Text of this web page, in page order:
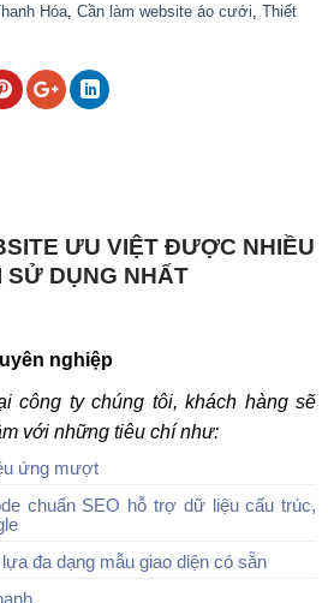
Hóa Cần làm website áo cưới Thiết
ƯU VIỆT ĐƯỢC NHIỀU
SỬ DỤNG NHẤT
nghiệp
công ty chúng tôi, khách hàng sẽ
với những tiêu chí như:
ứng mượt
chuẩn SEO hỗ trợ dữ liệu cấu trúc,
đa dạng mẫu giao diện có sẵn